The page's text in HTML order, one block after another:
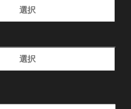
選択
選択